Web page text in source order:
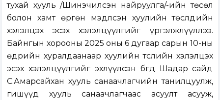
тухай хууль /Шинэчилсэн найруулга/-ийн төсөл
болон хамт өргөн мэдүүлсэн хуулийн төслүүдийн
хэлэлцэх эсэх хэлэлцүүлгийг үргэлжлүүллээ.
Байнгын хорооны 2025 оны 6 дугаар сарын 10-ны
өдрийн хуралдаанаар хуулийн төслийн хэлэлцэх
эсэх хэлэлцүүлгийг эхлүүлсэн бөгөөд Шадар сайд
С.Амарсайхан хууль санаачлагчийн танилцуулж,
гишүүд хууль санаачлагчаас асуулт асууж,